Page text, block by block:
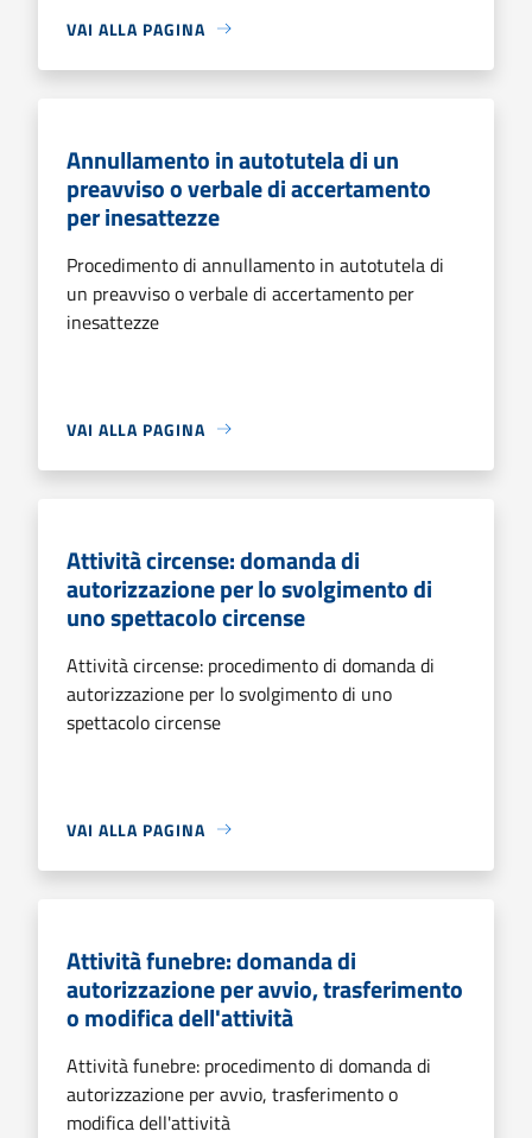
VAI ALLA PAGINA
Annullamento in autotutela di un
preavviso o verbale di accertamento
per inesattezze
Procedimento di annullamento in autotutela di
un preavviso o verbale di accertamento per
inesattezze
VAI ALLA PAGINA
Attività circense: domanda di
autorizzazione per lo svolgimento di
uno spettacolo circense
Attività circense: procedimento di domanda di
autorizzazione per lo svolgimento di uno
spettacolo circense
VAI ALLA PAGINA
Attività funebre: domanda di
autorizzazione per avvio, trasferimento
o modifica dell'attività
Attività funebre: procedimento di domanda di
autorizzazione per avvio, trasferimento o
modifica dell'attività